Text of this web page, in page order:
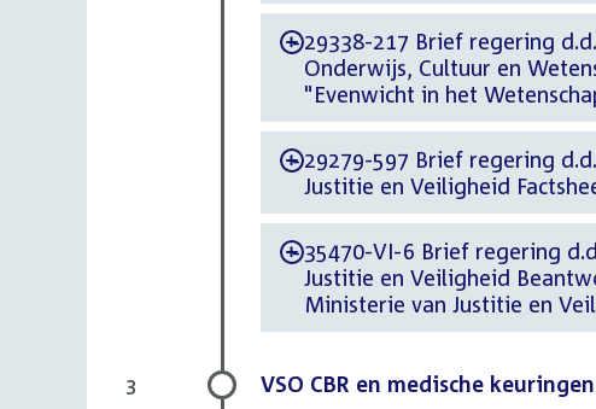
-29338-217 Brief regering
Onderwijs, Cultuur en
"Evenwicht in het
-29279-597 Brief regering
Justitie en Veiligheid
-35470-VI-6 Brief regering
Justitie en Veiligheid
Ministerie van Justitie en
VSO CBR en medische
3